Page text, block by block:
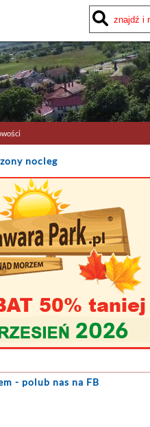
nocleg
- polub nas na FB